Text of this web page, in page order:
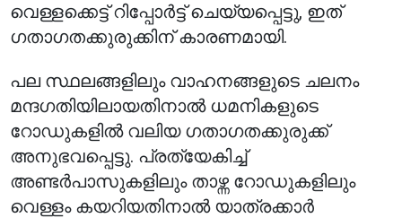
വെള്ളക്കെട്ട് റിപ്പോർട്ട് ചെയ്യപ്പെട്ടു, ഇത്
ഗതാഗതക്കുരുക്കിന് കാരണമായി.
പല സ്ഥലങ്ങളിലും വാഹനങ്ങളുടെ ചലനം
മന്ദഗതിയിലായതിനാൽ ധമനികളുടെ
റോഡുകളിൽ വലിയ ഗതാഗതക്കുരുക്ക്
അനുഭവപ്പെട്ടു. പ്രത്യേകിച്ച്
അണ്ടർപാസുകളിലും താഴ്ന്ന റോഡുകളിലും
വെള്ളം കയറിയതിനാൽ യാത്രക്കാർ